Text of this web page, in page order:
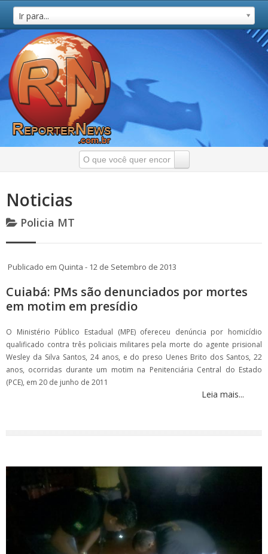
Ir para...
Noticias
Policia MT
Publicado em Quinta - 12 de Setembro de 2013
Cuiabá: PMs são denunciados por mortes
em motim em presídio
O Ministério Público Estadual (MPE) ofereceu denúncia por homicídio
qualificado contra três policiais militares pela morte do agente prisional
Wesley da Silva Santos, 24 anos, e do preso Uenes Brito dos Santos, 22
anos, ocorridas durante um motim na Penitenciária Central do Estado
(PCE), em 20 de junho de 2011
Leia mais...